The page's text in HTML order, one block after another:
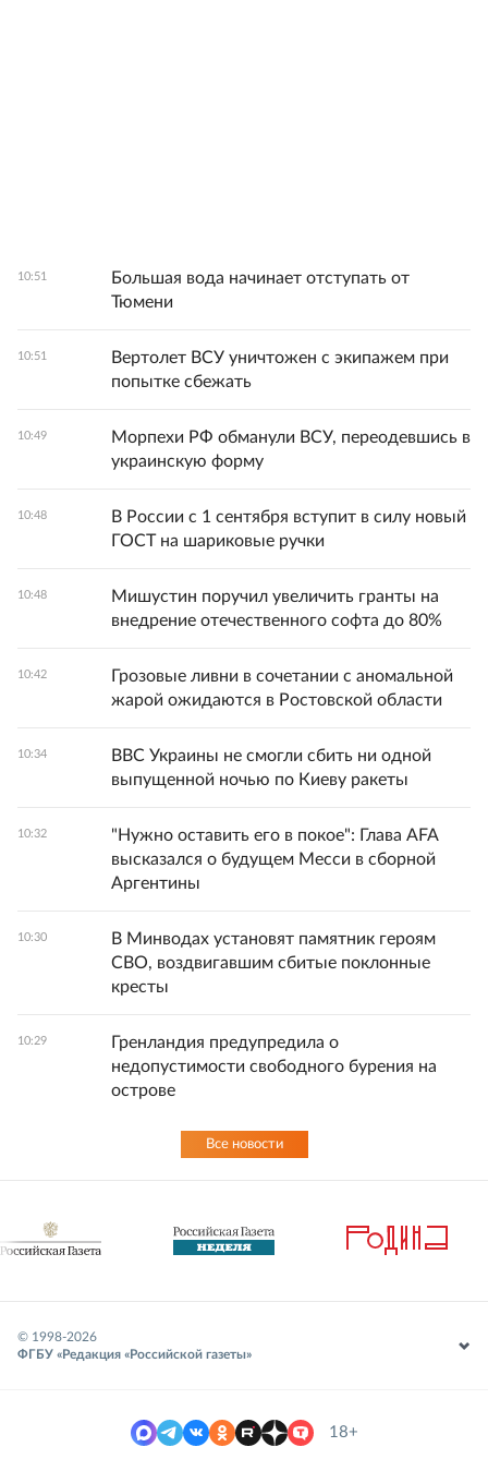
10:51
Большая вода начинает отступать от
Тюмени
10:51
Вертолет ВСУ уничтожен с экипажем при
попытке сбежать
10:49
Морпехи РФ обманули ВСУ, переодевшись в
украинскую форму
10:48
В России с 1 сентября вступит в силу новый
ГОСТ на шариковые ручки
10:48
Мишустин поручил увеличить гранты на
внедрение отечественного софта до 80%
10:42
Грозовые ливни в сочетании с аномальной
жарой ожидаются в Ростовской области
10:34
ВВС Украины не смогли сбить ни одной
выпущенной ночью по Киеву ракеты
10:32
"Нужно оставить его в покое": Глава AFA
высказался о будущем Месси в сборной
Аргентины
10:30
В Минводах установят памятник героям
СВО, воздвигавшим сбитые поклонные
кресты
10:29
Гренландия предупредила о
недопустимости свободного бурения на
острове
Все новости
© 1998-2026
ФГБУ «Редакция «Российской газеты»
18+